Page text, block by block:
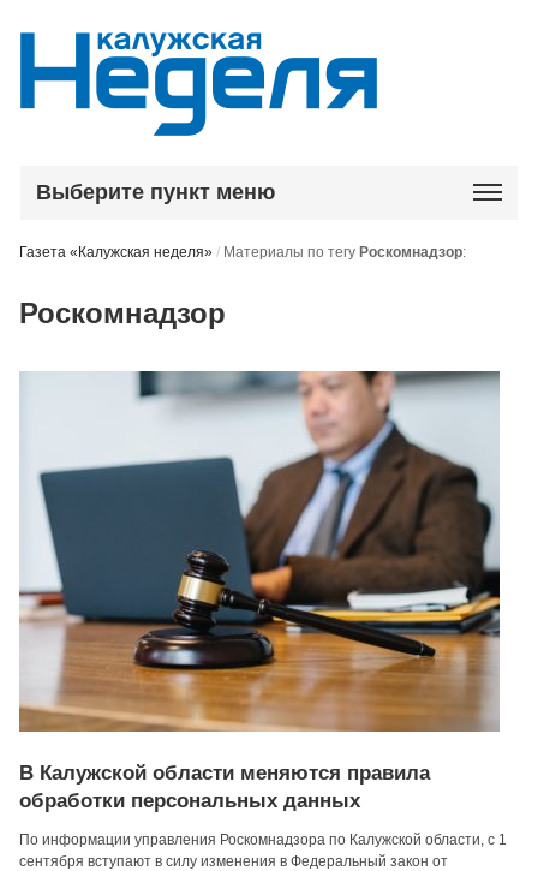
Выберите пункт меню
Газета «Калужская неделя» / Материалы по тегу Роскомнадзор:
Роскомнадзор
В Калужской области меняются правила
обработки персональных данных
По информации управления Роскомнадзора по Калужской области, с 1
сентября вступают в силу изменения в Федеральный закон от